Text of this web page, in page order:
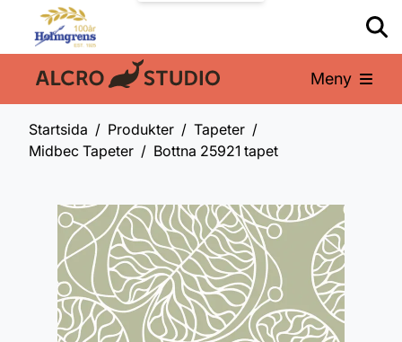
En del av: Meny
Startsida Produkter
Tapeter
Midbec Tapeter
Bottna 25921 tapet